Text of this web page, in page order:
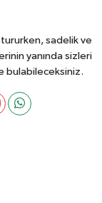
Toplayabilecek
sadelik ve
yanında sizleri
bulabileceksiniz.